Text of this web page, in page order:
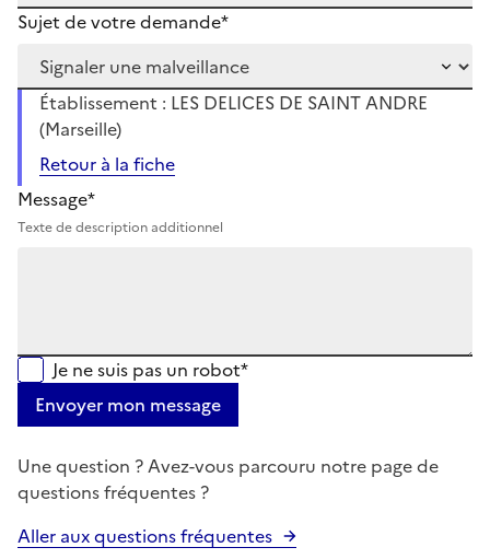
Sujet de votre demande*
Établissement : LES DELICES DE SAINT ANDRE
(Marseille)
Retour à la fiche
Message*
Texte de description additionnel
Je ne suis pas un robot*
Envoyer mon message
Une question ? Avez-vous parcouru notre page de
questions fréquentes ?
Aller aux questions fréquentes